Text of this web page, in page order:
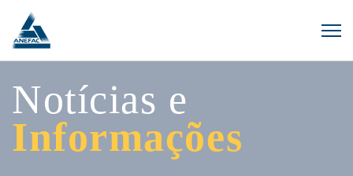
Notícias e
Informações